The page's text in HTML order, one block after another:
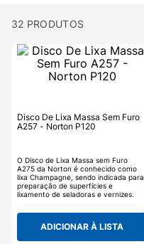
32 PRODUTOS
Disco De Lixa Massa Sem Furo
A257 - Norton P120
O Disco de Lixa Massa sem Furo
A275 da Norton é conhecido como
lixa Champagne, sendo indicada para
preparação de superfícies e
lixamento de seladoras e vernizes,
acabamento e qualidade.
ADICIONAR À LISTA